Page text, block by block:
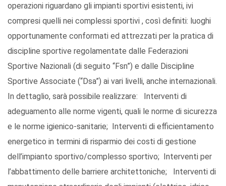
operazioni riguardano gli impianti sportivi esistenti, ivi
compresi quelli nei complessi sportivi , così definiti: luoghi
opportunamente conformati ed attrezzati per la pratica di
discipline sportive regolamentate dalle Federazioni
Sportive Nazionali (di seguito “Fsn”) e dalle Discipline
Sportive Associate (“Dsa”) ai vari livelli, anche internazionali.
In dettaglio, sarà possibile realizzare: Interventi di
adeguamento alle norme vigenti, quali le norme di sicurezza
e le norme igienico-sanitarie; Interventi di efficientamento
energetico in termini di risparmio dei costi di gestione
dell’impianto sportivo/complesso sportivo; Interventi per
l’abbattimento delle barriere architettoniche; Interventi di